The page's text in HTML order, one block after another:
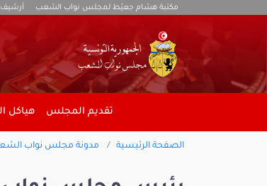
مكتبة هشام جعيّط لمجلس نواب الشعب أرشيف
تقديم المجلس هياكل
الصفحة الرئيسية مدونة مجلس نواب